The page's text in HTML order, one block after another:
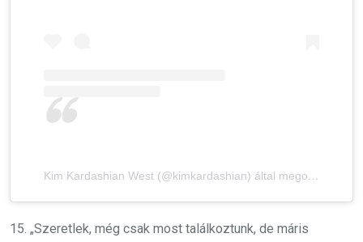
Kim Kardashian West (@kimkardashian) által megosztott bejegyzés
15. „Szeretlek, még csak most találkoztunk, de máris